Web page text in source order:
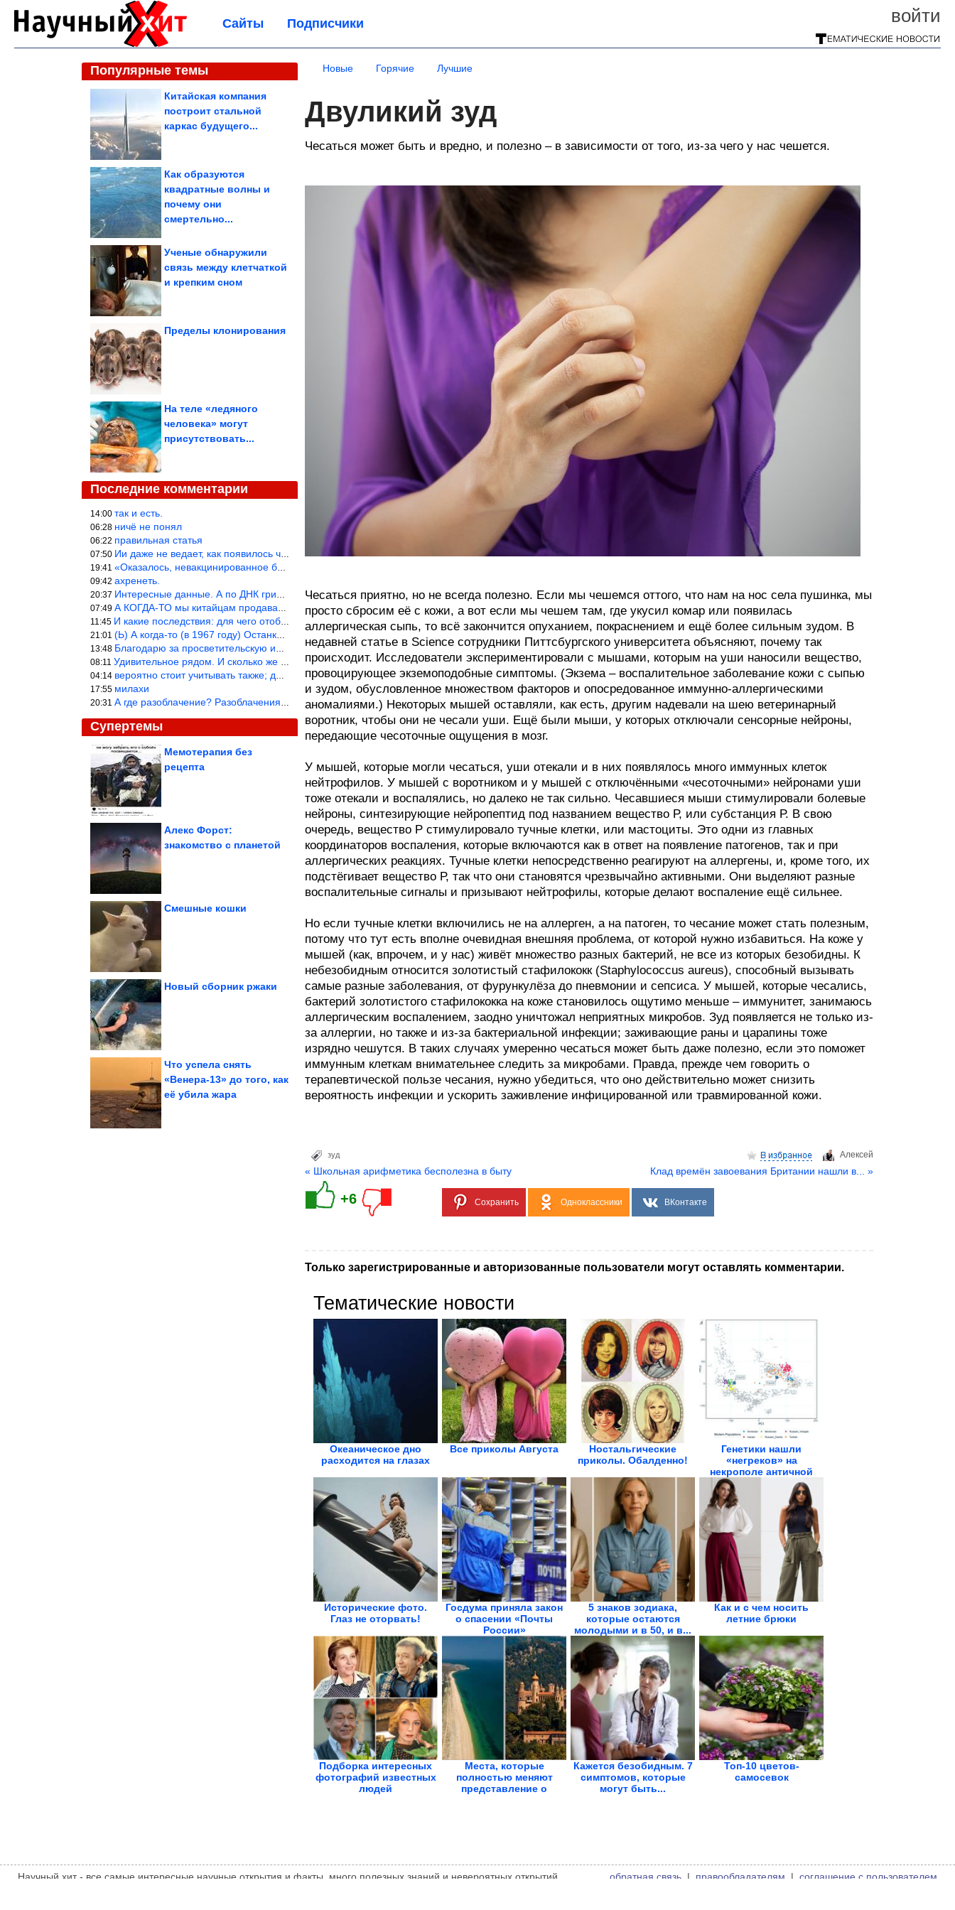
войти
Сайты Подписчики
Популярные темы
Китайская компания
построит стальной
каркас будущего...
Как образуются
квадратные волны и
почему они
смертельно...
Ученые обнаружили
связь между клетчаткой
и крепким сном
Пределы клонирования
На теле «ледяного
человека» могут
присутствовать...
Последние комментарии
14:00 так и есть.
06:28 ничё не понял
06:22 правильная статья
07:50 Ии даже не ведает, как появилось человечество и для чего оно сущ
19:41 «Оказалось, невакцинированное большинство умирает существенно ча
09:42 ахренеть.
20:37 Интересные данные. А по ДНК грибов, бактерий имеются сведения из
07:49 А КОГДА-ТО мы китайцам продавали фуфайки.
11:45 И какие последствия: для чего отобрали? или просто похвастались.
21:01 (Ь) А когда-то (в 1967 году) Останкинская телебашня была самым в
13:48 Благодарю за просветительскую информацию.
08:11 Удивительное рядом. И сколько же ещё открытий готовит Просвещень
04:14 вероятно стоит учитывать также; длительность сна сгущает кровото
17:55 милахи
20:31 А где разоблачение? Разоблачения нет — значит придётся принять к
Супертемы
Необычные места, в
Мемотерапия без
рецепта
Алекс Форст:
знакомство с планетой
Смешные кошки
Самые опасные
Новый сборник ржаки
отношения мужчин и
женщин
Что успела снять
«Венера-13» до того, как
её убила жара
Новые Горячие Лучшие
Двуликий зуд
Чесаться может быть и вредно, и полезно – в зависимости от того, из-за чего у нас чешется.
Чесаться приятно, но не всегда полезно. Если мы чешемся оттого, что нам на нос села пушинка, мы
просто сбросим её с кожи, а вот если мы чешем там, где укусил комар или появилась
аллергическая сыпь, то всё закончится опуханием, покраснением и ещё более сильным зудом. В
недавней статье в Science сотрудники Питтсбургского университета объясняют, почему так
происходит. Исследователи экспериментировали с мышами, которым на уши наносили вещество,
провоцирующее экземоподобные симптомы. (Экзема – воспалительное заболевание кожи с сыпью
и зудом, обусловленное множеством факторов и опосредованное иммунно-аллергическими
аномалиями.) Некоторых мышей оставляли, как есть, другим надевали на шею ветеринарный
воротник, чтобы они не чесали уши. Ещё были мыши, у которых отключали сенсорные нейроны,
передающие чесоточные ощущения в мозг.
У мышей, которые могли чесаться, уши отекали и в них появлялось много иммунных клеток
нейтрофилов. У мышей с воротником и у мышей с отключёнными «чесоточными» нейронами уши
тоже отекали и воспалялись, но далеко не так сильно. Чесавшиеся мыши стимулировали болевые
нейроны, синтезирующие нейропептид под названием вещество Р, или субстанция Р. В свою
очередь, вещество Р стимулировало тучные клетки, или мастоциты. Это одни из главных
координаторов воспаления, которые включаются как в ответ на появление патогенов, так и при
аллергических реакциях. Тучные клетки непосредственно реагируют на аллергены, и, кроме того, их
подстёгивает вещество Р, так что они становятся чрезвычайно активными. Они выделяют разные
воспалительные сигналы и призывают нейтрофилы, которые делают воспаление ещё сильнее.
Но если тучные клетки включились не на аллерген, а на патоген, то чесание может стать полезным,
потому что тут есть вполне очевидная внешняя проблема, от которой нужно избавиться. На коже у
мышей (как, впрочем, и у нас) живёт множество разных бактерий, не все из которых безобидны. К
небезобидным относится золотистый стафилококк (Staphylococcus aureus), способный вызывать
самые разные заболевания, от фурункулёза до пневмонии и сепсиса. У мышей, которые чесались,
бактерий золотистого стафилококка на коже становилось ощутимо меньше – иммунитет, занимаюсь
аллергическим воспалением, заодно уничтожал неприятных микробов. Зуд появляется не только из-
за аллергии, но также и из-за бактериальной инфекции; заживающие раны и царапины тоже
изрядно чешутся. В таких случаях умеренно чесаться может быть даже полезно, если это поможет
иммунным клеткам внимательнее следить за микробами. Правда, прежде чем говорить о
терапевтической пользе чесания, нужно убедиться, что оно действительно может снизить
вероятность инфекции и ускорить заживление инфицированной или травмированной кожи.
Aлексей
зуд
« Школьная арифметика бесполезна в быту Клад времён завоевания Британии нашли в... »
+6 Сохранить Одноклассники ВКонтакте
Только зарегистрированные и авторизованные пользователи могут оставлять комментарии.
Тематические новости
Океаническое дно
расходится на глазах
Все приколы Августа
Ностальгические
приколы. Обалденно!
Генетики нашли
«негреков» на
некрополе античной
Фанагории
Исторические фото.
Глаз не оторвать!
Госдума приняла закон
о спасении «Почты
России»
5 знаков зодиака,
которые остаются
молодыми и в 50, и в...
Как и с чем носить
летние брюки
Подборка интересных
фотографий известных
людей
Места, которые
полностью меняют
представление о
Кажется безобидным. 7
симптомов, которые
могут быть...
Топ-10 цветов-
самосевок
Научный хит - все самые интересные научные открытия и факты, много полезных знаний и невероятных открытий.
обратная связь | правообладателям | соглашение с пользователем